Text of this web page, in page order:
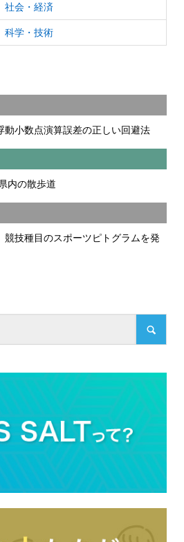
社会・経済
科学・技術
動小数点演算誤差の正しい回避法
内の散歩道
技種目のスポーツピトグラムを発